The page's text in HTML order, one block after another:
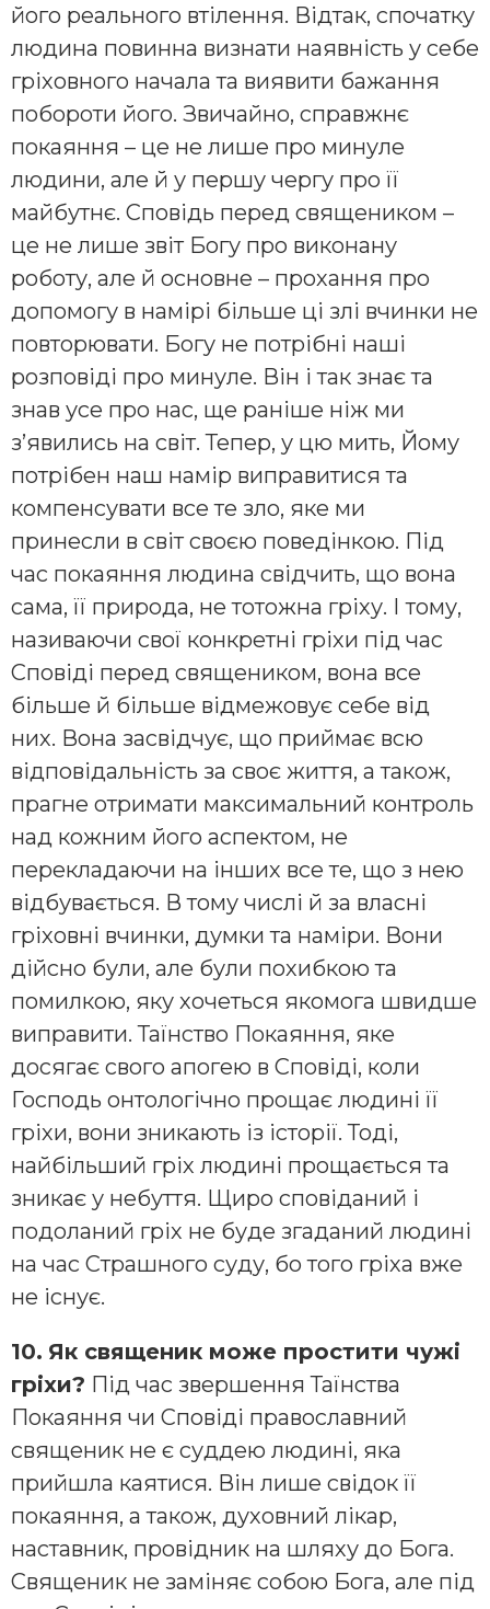
його реального втілення. Відтак, спочатку
людина повинна визнати наявність у себе
гріховного начала та виявити бажання
побороти його. Звичайно, справжнє
покаяння – це не лише про минуле
людини, але й у першу чергу про її
майбутнє. Сповідь перед священиком –
це не лише звіт Богу про виконану
роботу, але й основне – прохання про
допомогу в намірі більше ці злі вчинки не
повторювати. Богу не потрібні наші
розповіді про минуле. Він і так знає та
знав усе про нас, ще раніше ніж ми
з’явились на світ. Тепер, у цю мить, Йому
потрібен наш намір виправитися та
компенсувати все те зло, яке ми
принесли в світ своєю поведінкою. Під
час покаяння людина свідчить, що вона
сама, її природа, не тотожна гріху. І тому,
називаючи свої конкретні гріхи під час
Сповіді перед священиком, вона все
більше й більше відмежовує себе від
них. Вона засвідчує, що приймає всю
відповідальність за своє життя, а також,
прагне отримати максимальний контроль
над кожним його аспектом, не
перекладаючи на інших все те, що з нею
відбувається. В тому числі й за власні
гріховні вчинки, думки та наміри. Вони
дійсно були, але були похибкою та
помилкою, яку хочеться якомога швидше
виправити. Таїнство Покаяння, яке
досягає свого апогею в Сповіді, коли
Господь онтологічно прощає людині її
гріхи, вони зникають із історії. Тоді,
найбільший гріх людині прощається та
зникає у небуття. Щиро сповіданий і
подоланий гріх не буде згаданий людині
на час Страшного суду, бо того гріха вже
не існує.
10. Як священик може простити чужі
гріхи? Під час звершення Таїнства
Покаяння чи Сповіді православний
священик не є суддею людині, яка
прийшла каятися. Він лише свідок її
покаяння, а також, духовний лікар,
наставник, провідник на шляху до Бога.
Священик не заміняє собою Бога, але під